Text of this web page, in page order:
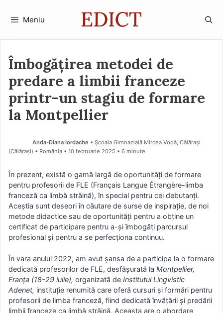
Meniu
Îmbogățirea metodei de
predare a limbii franceze
printr-un stagiu de formare
la Montpellier
Anda-Diana Iordache • Școala Gimnazială Mircea Vodă, Călărași
(Călărași) • România
10 februarie 2025 • 6 minute
În prezent, există o gamă largă de oportunități de formare
pentru profesorii de FLE (Français Langue Étrangère-limba
franceză ca limbă străină), în special pentru cei debutanți.
Aceștia sunt deseori în căutare de surse de inspirație, de noi
metode didactice sau de oportunități pentru a obține un
certificat de participare pentru a-și îmbogăți parcursul
profesional și pentru a se perfecționa continuu.
În vara anului 2022, am avut șansa de a participa la o formare
dedicată profesorilor de FLE, desfășurată la Montpellier,
Franța (18-29 iulie), organizată de Institutul Lingvistic
Adenet, instituție renumită care oferă cursuri și formări pentru
profesorii de limba franceză, fiind dedicată învățării și predării
limbii franceze ca limbă străină. Aceasta are o abordare